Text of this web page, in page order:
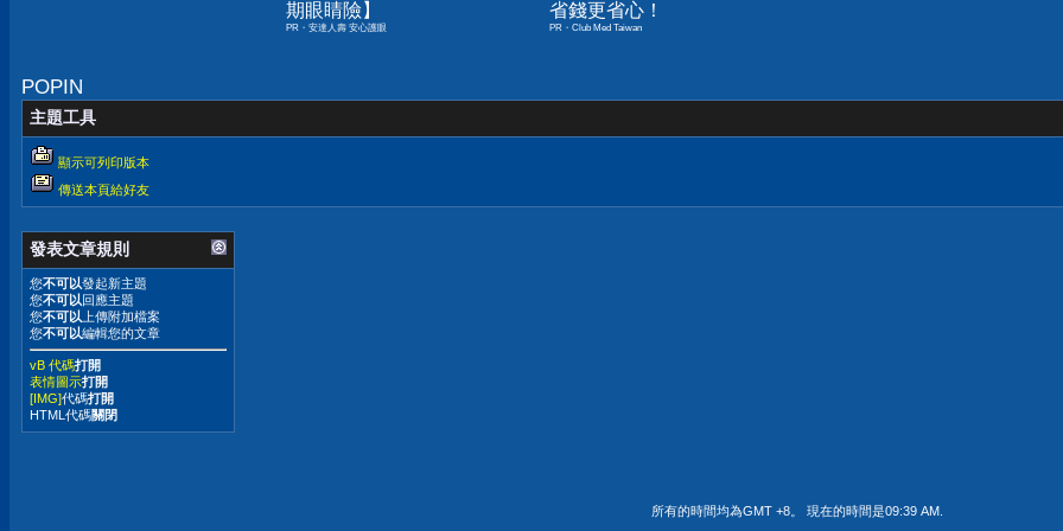
期眼睛險】
PR・安達人壽 安心護眼
省錢更省心！
PR・Club Med Taiwan
POPIN
主題工具
顯示可列印版本
傳送本頁給好友
發表文章規則
您不可以發起新主題
您不可以回應主題
您不可以 上傳附加檔案
您不可以編輯您的文章
vB 代碼打開
表情圖示打開
[IMG]代碼打開
HTML代碼關閉
所有的時間均為GMT +8。 現在的時間是09:39 AM